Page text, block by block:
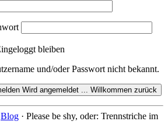
bleiben
und/oder Passwort nicht bekannt.
Wird angemeldet ... Willkommen zurück
Blog · Please be shy, oder: Trennstriche im